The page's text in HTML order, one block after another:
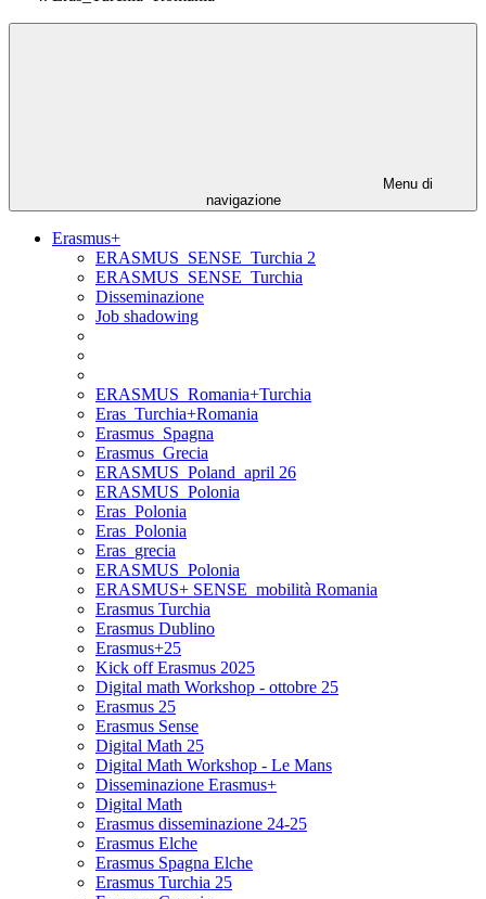
Menu di
navigazione
Erasmus+
ERASMUS_SENSE_Turchia 2
ERASMUS_SENSE_Turchia
Disseminazione
Job shadowing
ERASMUS_Romania+Turchia
Eras_Turchia+Romania
Erasmus_Spagna
Erasmus_Grecia
ERASMUS_Poland_april 26
ERASMUS_Polonia
Eras_Polonia
Eras_Polonia
Eras_grecia
ERASMUS_Polonia
ERASMUS+ SENSE_mobilità Romania
Erasmus Turchia
Erasmus Dublino
Erasmus+25
Kick off Erasmus 2025
Digital math Workshop - ottobre 25
Erasmus 25
Erasmus Sense
Digital Math 25
Digital Math Workshop - Le Mans
Disseminazione Erasmus+
Digital Math
Erasmus disseminazione 24-25
Erasmus Elche
Erasmus Spagna Elche
Erasmus Turchia 25